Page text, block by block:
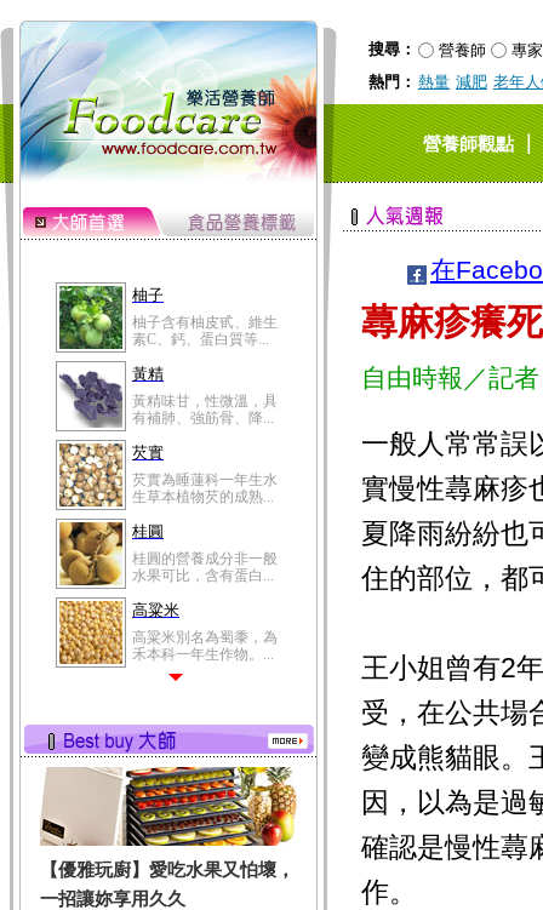
搜尋： 營養師
專家
熱門： 熱量 減肥 老年
營養師觀點｜
柚子
柚子含有柚皮甙、維生
素C、鈣、蛋白質等...
黃精
黃精味甘，性微溫，具
有補肺、強筋骨、降...
芡實
芡實為睡蓮科一年生水
生草本植物芡的成熟...
桂圓
桂圓的營養成分非一般
水果可比，含有蛋白...
高粱米
高粱米別名為蜀黍，為
禾本科一年生作物。...
有蛋白質、脂肪、磷...
鮪魚
鮪魚肚肉中的不飽和脂
肪酸內富含EPA和DH...
韭菜
韭菜所含的膳食纖維能
幫助消化與通便；揮...
【優雅玩廚】愛吃水果又怕壞，
一招讓妳享用久久
在
蕁麻疹癢
自由時報／記
一般人常常誤
實慢性蕁麻疹
夏降雨紛紛也
住的部位，都
王小姐曾有2
受，在公共場
變成熊貓眼。
因，以為是過
確認是慢性蕁
作。